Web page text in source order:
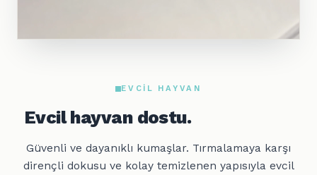
EVCIL HAYVAN
Evcil hayvan dostu.
Güvenli ve dayanıklı kumaşlar. Tırmalamaya karşı
dirençli dokusu ve kolay temizlenen yapısıyla evcil